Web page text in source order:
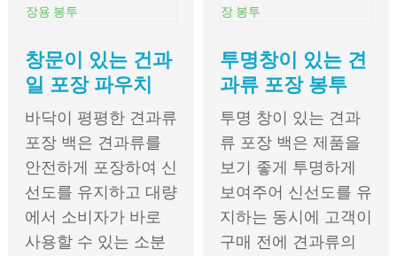
창문이 있는 건과
일 포장 파우치
바닥이 평평한 견과류
포장 백은 견과류를
안전하게 포장하여 신
선도를 유지하고 대량
에서 소비자가 바로
사용할 수 있는 소분
투명창이 있는 견
과류 포장 봉투
투명 창이 있는 견과
류 포장 백은 제품을
보기 좋게 투명하게
보여주어 신선도를 유
지하는 동시에 고객이
구매 전에 견과류의